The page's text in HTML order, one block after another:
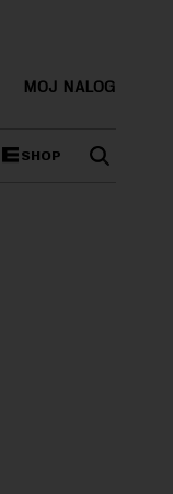
MOJ NALOG
SHOP